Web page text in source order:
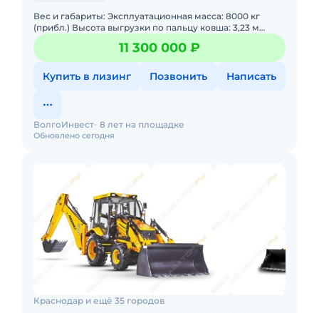
Вес и габариты: Эксплуатационная масса: 8000 кг
(прибл.) Высота выгрузки по пальцу ковша: 3,23 м
Ковш погрузчика 6 в 1 (без вил):1.00 m3 Макс. Глубина
копания:
11 300 000 ₽
Купить в лизинг Позвонить Написать
Обновлено сегодня
ВолгоИнвест 8 лет на площадке
Краснодар и ещё 35 городов